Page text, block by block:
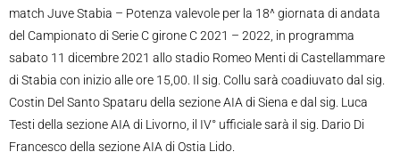
match Juve Stabia – Potenza valevole per la 18^ giornata di andata
del Campionato di Serie C girone C 2021 – 2022, in programma
sabato 11 dicembre 2021 allo stadio Romeo Menti di Castellammare
di Stabia con inizio alle ore 15,00. Il sig. Collu sarà coadiuvato dal sig.
Costin Del Santo Spataru della sezione AIA di Siena e dal sig. Luca
Testi della sezione AIA di Livorno, il IV° ufficiale sarà il sig. Dario Di
Francesco della sezione AIA di Ostia Lido.